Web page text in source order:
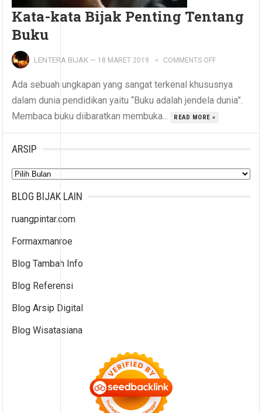
Kata-kata Bijak Penting Tentang
Buku
LENTERA BIJAK — 18 MARET 2019 COMMENTS OFF
Ada sebuah ungkapan yang sangat terkenal khususnya
dalam dunia pendidikan yaitu “Buku adalah jendela dunia”.
Membaca buku diibaratkan membuka...
READ MORE »
ARSIP
Arsip
BLOG BIJAK LAIN
ruangpintar.com
Formaxmanroe
Blog Tambah Info
Blog Referensi
Blog Arsip Digital
Blog Wisatasiana